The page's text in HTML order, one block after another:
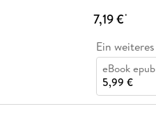
7,19 €*
Ein
eBook epub
5,99 €